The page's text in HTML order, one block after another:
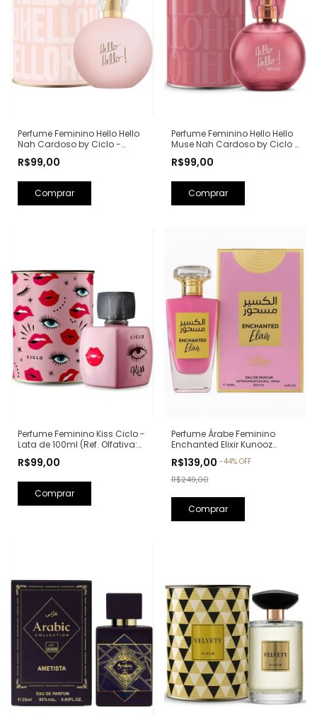
Perfume Feminino Hello Hello
Nah Cardoso by Ciclo -
R$99,00
Perfume Feminino Hello Hello
Muse Nah Cardoso by Ciclo -
R$99,00
Perfume Feminino Kiss Ciclo -
Lata de 100ml (Ref. Olfativa:
R$99,00
Perfume Árabe Feminino
Enchanted Elixir Kunooz
100ml (Ref. Olfativa: Chance
Eau de Parfum Chanel)
R$139,00 -44% OFF
R$249,00